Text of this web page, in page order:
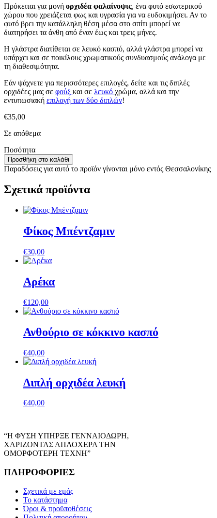
Πρόκειται για μονή ορχιδέα φαλαίνοψις, ένα φυτό εσωτερικού
χώρου που χρειάζεται φως και υγρασία για να ευδοκιμήσει. Αν το
φυτό βρει την κατάλληλη θέση μέσα στο σπίτι μπορεί να
διατηρήσει τα άνθη από έναν έως και τρεις μήνες.
Η γλάστρα διατίθεται σε λευκό κασπό, αλλά γλάστρα μπορεί να
υπάρχει και σε ποικίλους χρωματικούς συνδυασμούς ανάλογα με
τη διαθεσιμότητα.
Εάν ψάχνετε για περισσότερες επιλογές, δείτε και τις διπλές
ορχιδέες μας σε φούξ και σε λευκό χρώμα, αλλά και την
εντυπωσιακή επιλογή των δύο διπλών!
€35,00
Σε απόθεμα
ΠοσότηταΜονή
ορχιδέα
λευκή
ποσότητα
Προσθήκη στο καλάθι
Παραδόσεις για αυτό το προϊόν γίνονται μόνο εντός Θεσσαλονίκης
Σχετικά προϊόντα
Φίκος Μπέντζαμιν
€30,00
Αρέκα
€120,00
Ανθούριο σε κόκκινο κασπό
€40,00
Διπλή ορχιδέα λευκή
€40,00
“Η ΦΥΣΗ ΥΠΗΡΞΕ ΓΕΝΝΑΙΟΔΩΡΗ,
ΧΑΡΙΖΟΝΤΑΣ ΑΠΛΟΧΕΡΑ ΤΗΝ
ΟΜΟΡΦΟΤΕΡΗ ΤΕΧΝΗ”
ΠΛΗΡΟΦΟΡΙΕΣ
Σχετικά με εμάς
Το κατάστημα
Όροι & προϋποθέσεις